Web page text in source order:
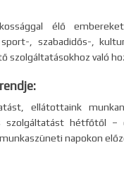
élő
, szabadidős-,
szolgáltatásokhoz való
ellátottaink
szolgáltatást hétfőtől
napokon